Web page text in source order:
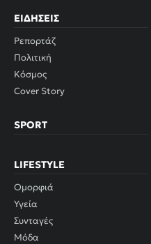
ΕΙΔΉΣΕΙΣ
Ρεπορτάζ
Πολιτική
Κόσμος
Cover Story
SPORT
LIFESTYLE
Ομορφιά
Υγεία
Συνταγές
Μόδα